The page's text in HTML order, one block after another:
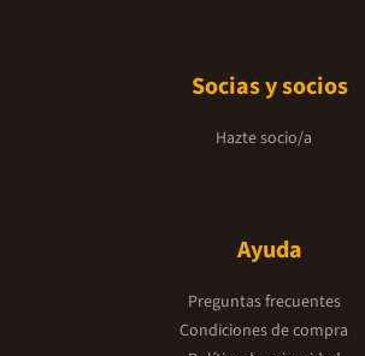
Socias y socios
Hazte socio/a
Ayuda
Preguntas frecuentes
Condiciones de compra